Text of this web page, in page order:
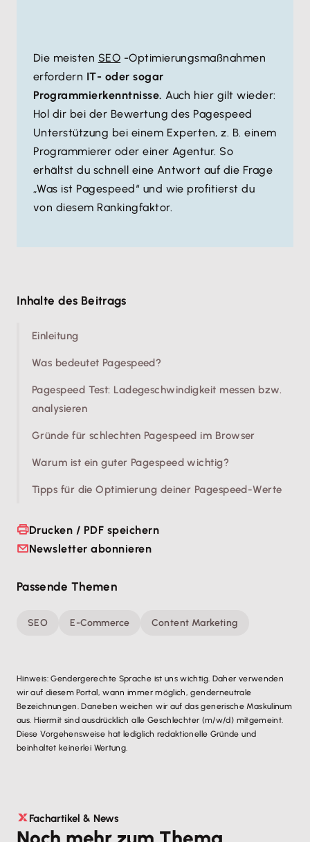
Die meisten SEO -Optimierungsmaßnahmen
erfordern IT- oder sogar
Programmierkenntnisse. Auch hier gilt wieder:
Hol dir bei der Bewertung des Pagespeed
Unterstützung bei einem Experten, z. B. einem
Programmierer oder einer Agentur. So
erhältst du schnell eine Antwort auf die Frage
„Was ist Pagespeed“ und wie profitierst du
von diesem Rankingfaktor.
Inhalte des Beitrags
Einleitung
Was bedeutet Pagespeed?
Pagespeed Test: Ladegeschwindigkeit messen bzw.
analysieren
Gründe für schlechten Pagespeed im Browser
Warum ist ein guter Pagespeed wichtig?
Tipps für die Optimierung deiner Pagespeed-Werte
Drucken / PDF speichern
Newsletter abonnieren
Passende Themen
SEO E-Commerce Content Marketing
Hinweis: Gendergerechte Sprache ist uns wichtig. Daher verwenden
wir auf diesem Portal, wann immer möglich, genderneutrale
Bezeichnungen. Daneben weichen wir auf das generische Maskulinum
aus. Hiermit sind ausdrücklich alle Geschlechter (m/w/d) mitgemeint.
Diese Vorgehensweise hat lediglich redaktionelle Gründe und
beinhaltet keinerlei Wertung.
Fachartikel & News